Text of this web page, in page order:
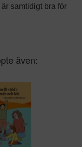
samtidigt bra för
även: